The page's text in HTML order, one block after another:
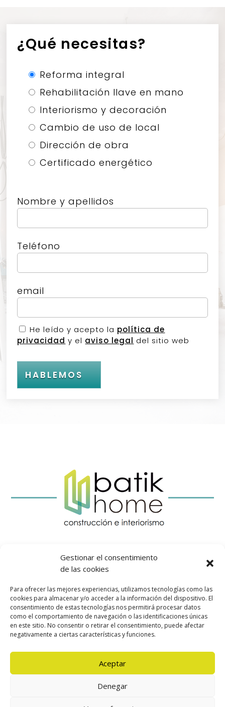
Gestionar el consentimiento
de las cookies
Para ofrecer las mejores experiencias, utilizamos tecnologías como las
cookies para almacenar y/o acceder a la información del dispositivo. El
consentimiento de estas tecnologías nos permitirá procesar datos
como el comportamiento de navegación o las identificaciones únicas
en este sitio. No consentir o retirar el consentimiento, puede afectar
negativamente a ciertas características y funciones.
Aceptar
Denegar
¿Qué necesitas?
Reforma integral
Rehabilitación llave en mano
Interiorismo y decoración
Cambio de uso de local
Dirección de obra
Certificado energético
Nombre y apellidos
Teléfono
email
He leído y acepto la política de
privacidad y el aviso legal del sitio web
HABLEMOS
PRIVACIDAD
ACCESIBILIDAD
(+34) 629 219 277